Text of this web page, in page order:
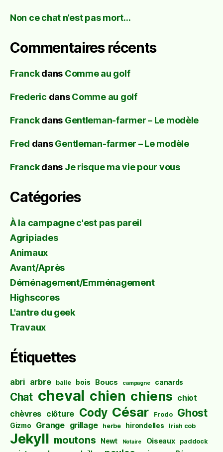
Non ce chat n’est pas mort…
Commentaires récents
Franckdans Comme au golf
Frederic dansComme au golf
Franckdans Gentleman-farmer – Le modèle
Fred dansGentleman-farmer – Le modèle
Franckdans Je risque ma vie pour vous
Catégories
À la campagne c'est pas pareil
Agripiades
Animaux
Avant/Après
Déménagement/Emménagement
Highscores
L'antre du geek
Travaux
Étiquettes
abri arbre balle bois Boucs campagne canards
Chat cheval chien chiens chiot
chèvres clôture Cody César Frodo Ghost
Gizmo Grange grillage herbe hirondelles Irish cob
Jekyll moutons Newt Notaire Oiseaux paddock